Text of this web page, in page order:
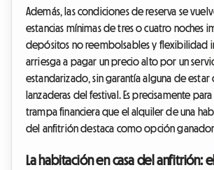
Además, las condiciones de reserva se
estancias mínimas de tres o cuatro noches
depósitos no reembolsables y flexibilidad
arriesga a pagar un precio alto por un
estandarizado, sin garantía alguna de estar
lanzaderas del festival. Es precisamente
trampa financiera que el alquiler de una
del anfitrión destaca como opción
La habitación en casa del anfitrión: